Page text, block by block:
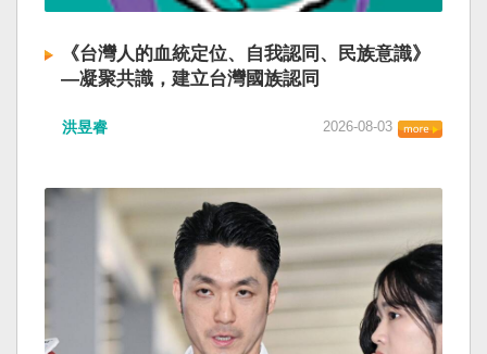
《台灣人的血統定位、自我認同、民族意識》
—凝聚共識，建立台灣國族認同
洪昱睿 2026-08-03